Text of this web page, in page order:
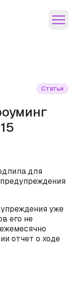
Статьи
для
уже
его не
отчет о ходе